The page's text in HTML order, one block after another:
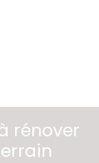
rénover